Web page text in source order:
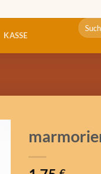
KASSE
Suche
nach: